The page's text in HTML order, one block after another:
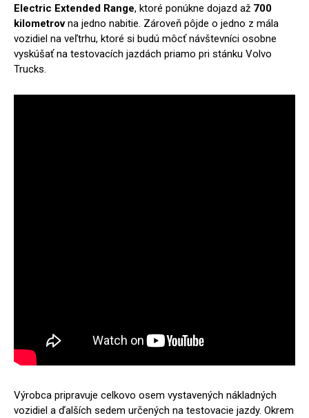
Electric Extended Range, ktoré ponúkne dojazd až 700
kilometrovna jedno nabitie. Zároveň pôjde o jedno z mála
vozidiel na veľtrhu, ktoré si budú môcť návštevníci osobne
vyskúšať na testovacích jazdách priamo pri stánku Volvo
Trucks.
Výrobca pripravuje celkovo osem vystavených nákladných
vozidiel a ďalších sedem určených na testovacie jazdy. Okrem